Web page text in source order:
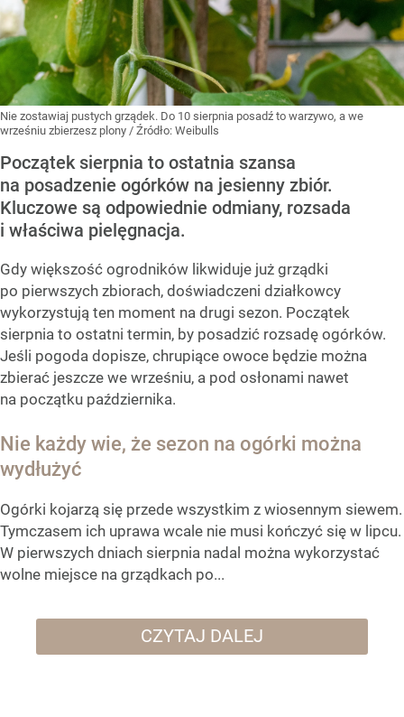
Nie zostawiaj pustych grządek. Do 10 sierpnia posadź to warzywo, a we
wrześniu zbierzesz plony / Źródło: Weibulls
Początek sierpnia to ostatnia szansa
na posadzenie ogórków na jesienny zbiór.
Kluczowe są odpowiednie odmiany, rozsada
i właściwa pielęgnacja.
Gdy większość ogrodników likwiduje już grządki
po pierwszych zbiorach, doświadczeni działkowcy
wykorzystują ten moment na drugi sezon. Początek
sierpnia to ostatni termin, by posadzić rozsadę ogórków.
Jeśli pogoda dopisze, chrupiące owoce będzie można
zbierać jeszcze we wrześniu, a pod osłonami nawet
na początku października.
Nie każdy wie, że sezon na ogórki można
wydłużyć
Ogórki kojarzą się przede wszystkim z wiosennym siewem.
Tymczasem ich uprawa wcale nie musi kończyć się w lipcu.
W pierwszych dniach sierpnia nadal można wykorzystać
wolne miejsce na grządkach po...
CZYTAJ DALEJ